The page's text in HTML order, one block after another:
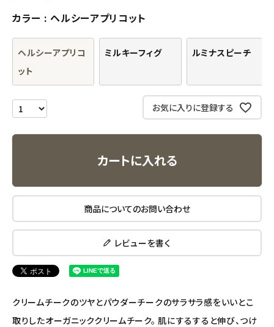
ナチュラムーン
エコリュクス
エコメイト
ナチュラプラス
アルモニベルツ
コラム・スタッフのおすすめ
ご利用ガイド等
ようこそ ゲスト 様
カラー ヘルシーアプリコット
ヘルシーアプリコ
ット
ミルキーフィグ ルミナスピーチ
お気に入りに登録する
カートに入れる
商品についてのお問い合わせ
レビューを書く
クリームチークのツヤとパウダーチークのサラサラ感をいいとこ
取りしたオーガニッククリームチーク。 肌にするすると伸び、つけ